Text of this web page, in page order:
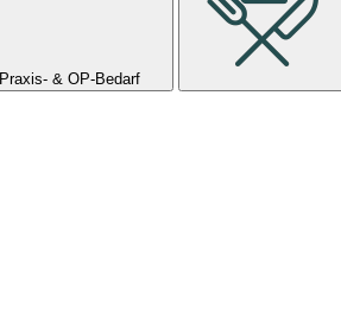
Praxis- & OP-Bedarf